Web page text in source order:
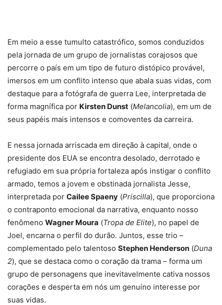
Em meio a esse tumulto catastrófico, somos conduzidos
pela jornada de um grupo de jornalistas corajosos que
percorre o país em um tipo de futuro distópico provável,
imersos em um conflito intenso que abala suas vidas, com
destaque para a fotógrafa de guerra Lee, interpretada de
forma magnífica por Kirsten Dunst (Melancolia), em um de
seus papéis mais intensos e comoventes da carreira.
E nessa jornada arriscada em direção à capital, onde o
presidente dos EUA se encontra desolado, derrotado e
refugiado em sua própria fortaleza após instigar o conflito
armado, temos a jovem e obstinada jornalista Jesse,
interpretada por Cailee Spaeny (Priscilla), que proporciona
o contraponto emocional da narrativa, enquanto nosso
fenômeno Wagner Moura (Tropa de Elite), no papel de
Joel, encarna o perfil do durão. Juntos, esse trio –
complementado pelo talentoso Stephen Henderson (Duna
2), que se destaca como o coração da trama – forma um
grupo de personagens que inevitavelmente cativa nossos
corações e desperta em nós um genuíno interesse por
suas vidas.